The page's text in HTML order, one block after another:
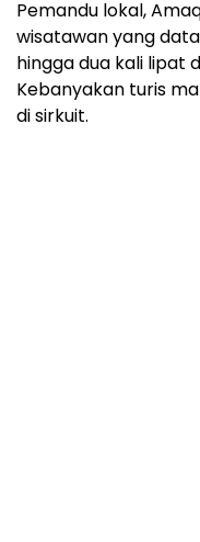
Pemandu lokal,
wisatawan yang
hingga dua kali lipat
Kebanyakan turis
di sirkuit.